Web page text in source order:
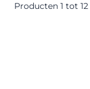
Producten 1 tot 12